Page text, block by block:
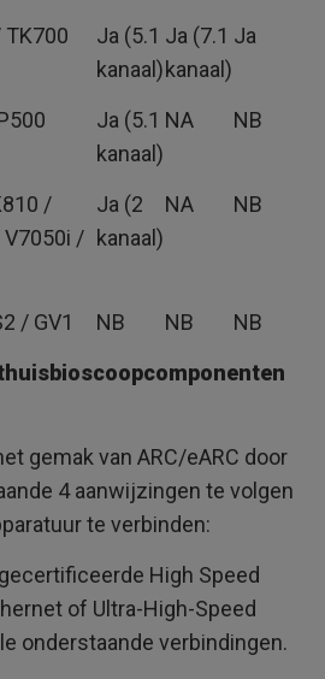
Ja (5.1
kanaal)
Ja (7.1
kanaal)
Ja
Ja (5.1
kanaal)
NA NB
/
/
Ja (2
kanaal)
NA NB
/ GV1 NB NB
NB
gemak van ARC/eARC door
4 aanwijzingen te volgen
te verbinden:
High Speed
of Ultra-High-Speed
onderstaande verbindingen.